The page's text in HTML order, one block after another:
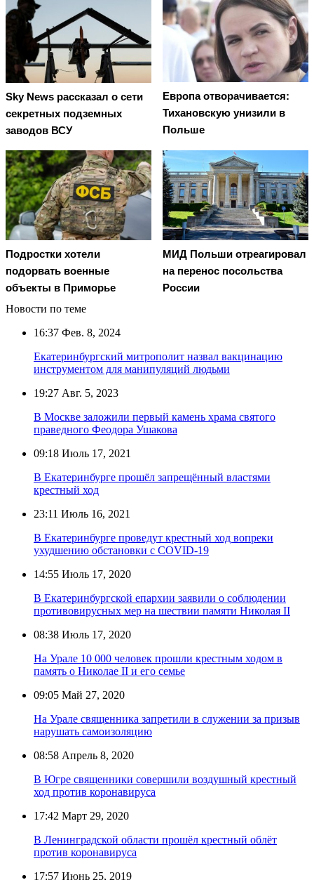
Sky News рассказал о сети
секретных подземных
заводов ВСУ
Европа отворачивается:
Тихановскую унизили в
Польше
Подростки хотели
подорвать военные
объекты в Приморье
МИД Польши отреагировал
на перенос посольства
России
Новости по теме
16:37 Фев. 8, 2024
Екатеринбургский митрополит назвал вакцинацию
инструментом для манипуляций людьми
19:27 Авг. 5, 2023
В Москве заложили первый камень храма святого
праведного Феодора Ушакова
09:18 Июль 17, 2021
В Екатеринбурге прошёл запрещённый властями
крестный ход
23:11 Июль 16, 2021
В Екатеринбурге проведут крестный ход вопреки
ухудшению обстановки с COVID-19
14:55 Июль 17, 2020
В Екатеринбургской епархии заявили о соблюдении
противовирусных мер на шествии памяти Николая II
08:38 Июль 17, 2020
На Урале 10 000 человек прошли крестным ходом в
память о Николае II и его семье
09:05 Май 27, 2020
На Урале священника запретили в служении за призыв
нарушать самоизоляцию
08:58 Апрель 8, 2020
В Югре священники совершили воздушный крестный
ход против коронавируса
17:42 Март 29, 2020
В Ленинградской области прошёл крестный облёт
против коронавируса
17:57 Июнь 25, 2019